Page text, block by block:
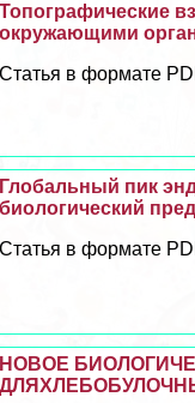
Топографические
окружающими
Статья в формате
Глобальный пик
биологический
Статья в формате
НОВОЕ